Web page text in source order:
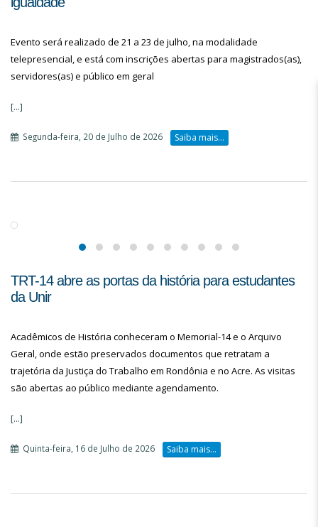
Evento será realizado de 21 a 23 de julho, na modalidade
telepresencial, e está com inscrições abertas para magistrados(as),
servidores(as) e público em geral
[...]
Segunda-feira, 20 de Julho de 2026 Saiba mais...
TRT-14 abre as portas da história para estudantes
da Unir
Acadêmicos de História conheceram o Memorial-14 e o Arquivo
Geral, onde estão preservados documentos que retratam a
trajetória da Justiça do Trabalho em Rondônia e no Acre. As visitas
são abertas ao público mediante agendamento.
[...]
Quinta-feira, 16 de Julho de 2026 Saiba mais...